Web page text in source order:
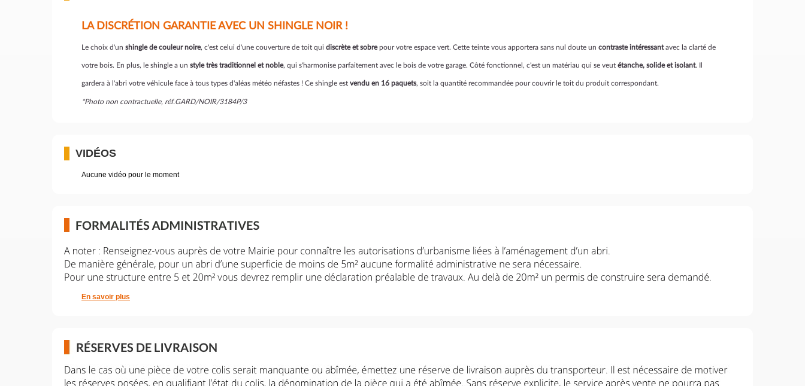
LA DISCRÉTION GARANTIE AVEC UN SHINGLE NOIR !
Le choix d'un shingle de couleur noire, c'est celui d'une couverture de toit qui discrète et sobrepour votre espace vert. Cette teinte vous apportera sans nul doute un contraste intéressantavec la clarté de
votre bois. En plus, le shingle a un style très traditionnel et noble, qui s'harmonise parfaitement avec le bois de votre garage. Côté fonctionnel, c'est un matériau qui se veut étanche, solide et isolant. Il
gardera à l'abri votre véhicule face à tous types d'aléas météo néfastes ! Ce shingle est vendu en 16 paquets, soit la quantité recommandée pour couvrir le toit du produit correspondant.
*Photo non contractuelle, réf.GARD/NOIR/3184P/3
VIDÉOS
Aucune vidéo pour le moment
En savoir plus